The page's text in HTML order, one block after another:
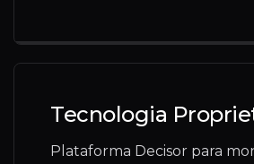
Tecnologia
Plataforma Decisor para